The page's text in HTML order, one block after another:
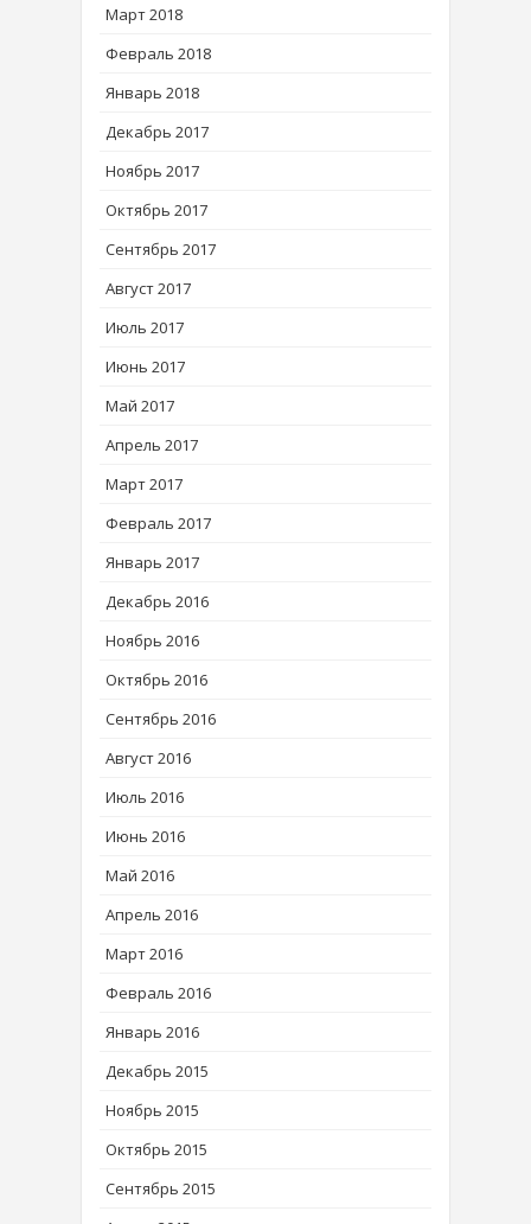
Март 2018
Февраль 2018
Январь 2018
Декабрь 2017
Ноябрь 2017
Октябрь 2017
Сентябрь 2017
Август 2017
Июль 2017
Июнь 2017
Май 2017
Апрель 2017
Март 2017
Февраль 2017
Январь 2017
Декабрь 2016
Ноябрь 2016
Октябрь 2016
Сентябрь 2016
Август 2016
Июль 2016
Июнь 2016
Май 2016
Апрель 2016
Март 2016
Февраль 2016
Январь 2016
Декабрь 2015
Ноябрь 2015
Октябрь 2015
Сентябрь 2015